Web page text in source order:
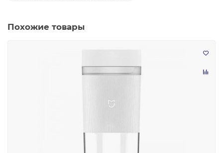
Похожие товары